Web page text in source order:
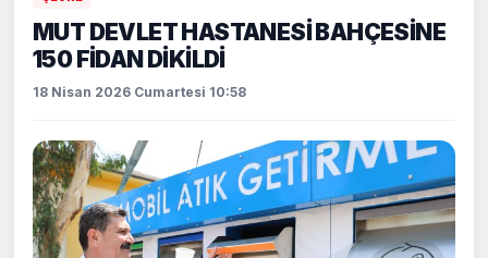
MUT DEVLET HASTANESİ BAHÇESİNE
150 FİDAN DİKİLDİ
18 Nisan 2026 Cumartesi 10:58